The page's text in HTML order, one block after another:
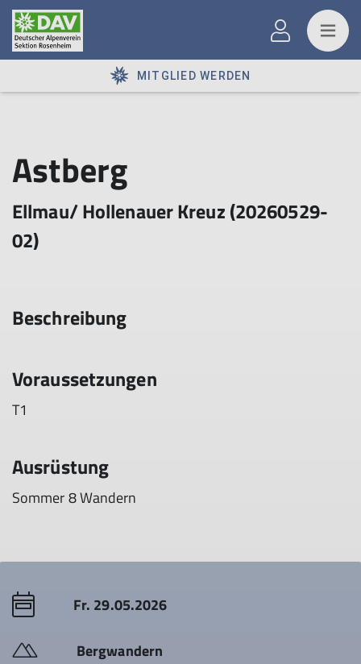
MITGLIED WERDEN
Astberg
Ellmau/ Hollenauer Kreuz (20260529-
02)
Beschreibung
Voraussetzungen
T1
Ausrüstung
Sommer 8 Wandern
Fr. 29.05.2026
Bergwandern